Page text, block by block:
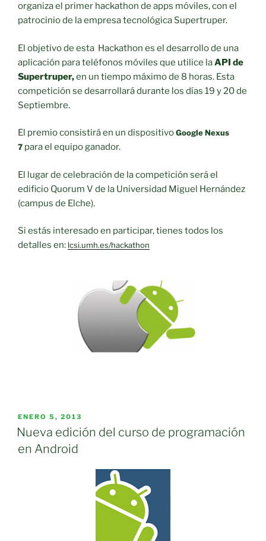
organiza el primer hackathon de apps móviles, con el
patrocinio de la empresa tecnológica Supertruper.
El objetivo de esta Hackathon es el desarrollo de una
aplicación para teléfonos móviles que utilice laAPI de
Supertruper,en un tiempo máximo de 8 horas. Esta
competición se desarrollará durante los días 19 y 20 de
Septiembre.
El premio consistirá en un dispositivoGoogle Nexus
7 para el equipo ganador.
El lugar de celebración de la competición será el
edificio Quorum V de la Universidad Miguel Hernández
(campus de Elche).
Si estás interesado en participar, tienes todos los
detalles en: lcsi.umh.es/hackathon
PUBLICADO
EL
ENERO 5, 2013
Nueva edición del curso de programación
en Android